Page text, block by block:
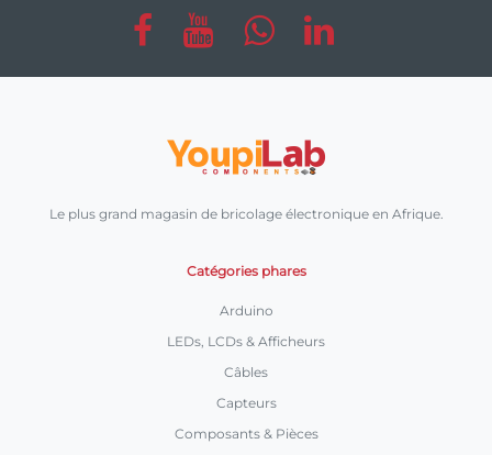
Le plus grand magasin de bricolage électronique en Afrique.
Catégories phares
Arduino
LEDs, LCDs & Afficheurs
Câbles
Capteurs
Composants & Pièces